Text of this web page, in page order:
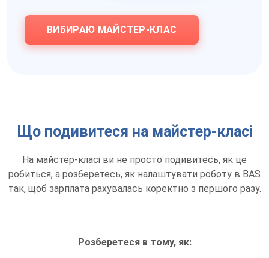
ВИБИРАЮ МАЙСТЕР-КЛАС
Що подивитеся на майстер-класі
На майстер-класі ви не просто подивитесь, як це
робиться, а розберетесь, як налаштувати роботу в BAS
так, щоб зарплата рахувалась коректно з першого разу.
Розберетеся в тому, як: